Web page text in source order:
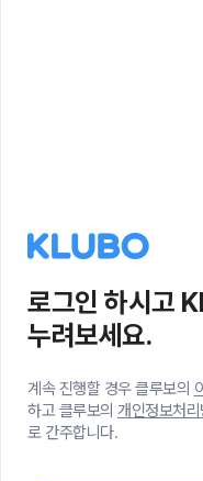
로그인 하시고
누려보세요.
계속 진행할 경우 클루보의
하고 클루보의 개인정보처리
로 간주합니다.